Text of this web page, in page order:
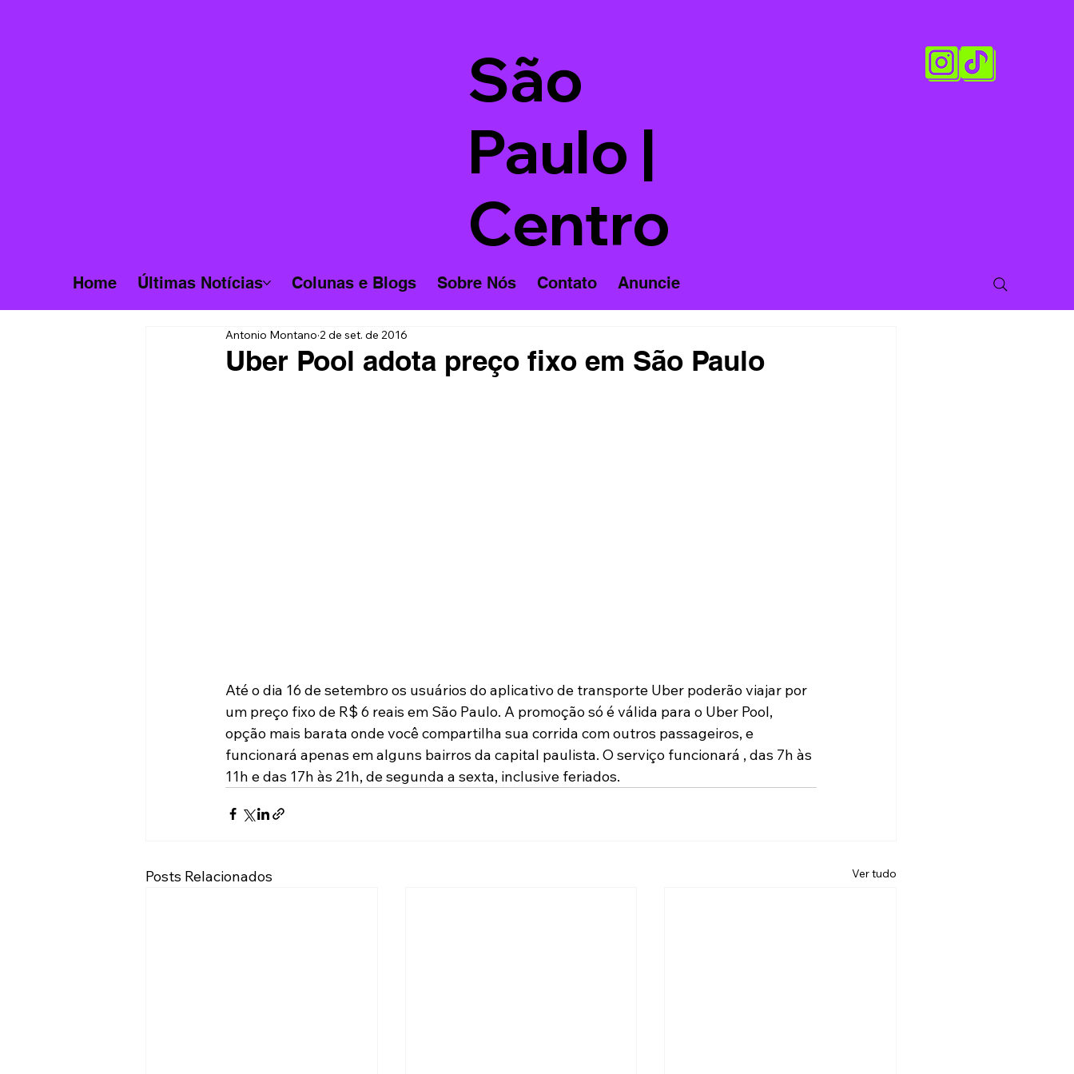
São
Paulo |
Centro
Home Últimas Notícias Colunas e Blogs Sobre Nós Contato Anuncie
Uber Pool adota preço fixo em São Paulo
Antonio Montano 2 de set. de 2016
Até o dia 16 de setembro os usuários do aplicativo de transporte Uber poderão viajar por
um preço fixo de R$ 6 reais em São Paulo. A promoção só é válida para o Uber Pool,
opção mais barata onde você compartilha sua corrida com outros passageiros, e
funcionará apenas em alguns bairros da capital paulista. O serviço funcionará , das 7h às
11h e das 17h às 21h, de segunda a sexta, inclusive feriados.
Posts Relacionados Ver tudo